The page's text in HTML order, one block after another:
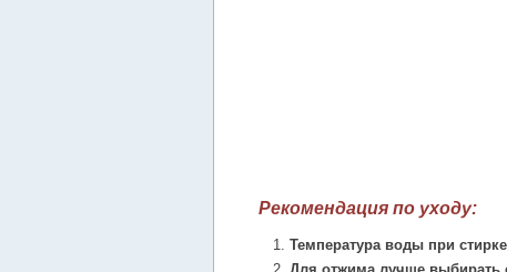
Рекомендация по уходу:
Температура воды при